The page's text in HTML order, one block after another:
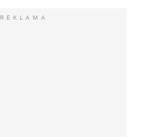
REKLAMA